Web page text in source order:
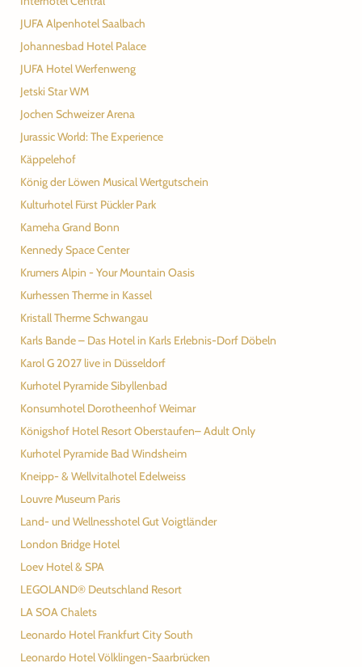
JUFA Alpenhotel Saalbach
Johannesbad Hotel Palace
JUFA Hotel Werfenweng
Jetski Star WM
Jochen Schweizer Arena
Jurassic World: The Experience
Käppelehof
König der Löwen Musical Wertgutschein
Kulturhotel Fürst Pückler Park
Kameha Grand Bonn
Kennedy Space Center
Krumers Alpin - Your Mountain Oasis
Kurhessen Therme in Kassel
Kristall Therme Schwangau
Karls Bande – Das Hotel in Karls Erlebnis-Dorf Döbeln
Karol G 2027 live in Düsseldorf
Kurhotel Pyramide Sibyllenbad
Konsumhotel Dorotheenhof Weimar
Königshof Hotel Resort Oberstaufen– Adult Only
Kurhotel Pyramide Bad Windsheim
Kneipp- & Wellvitalhotel Edelweiss
Louvre Museum Paris
Land- und Wellnesshotel Gut Voigtländer
London Bridge Hotel
Loev Hotel & SPA
LEGOLAND® Deutschland Resort
LA SOA Chalets
Leonardo Hotel Frankfurt City South
Leonardo Hotel Völklingen-Saarbrücken